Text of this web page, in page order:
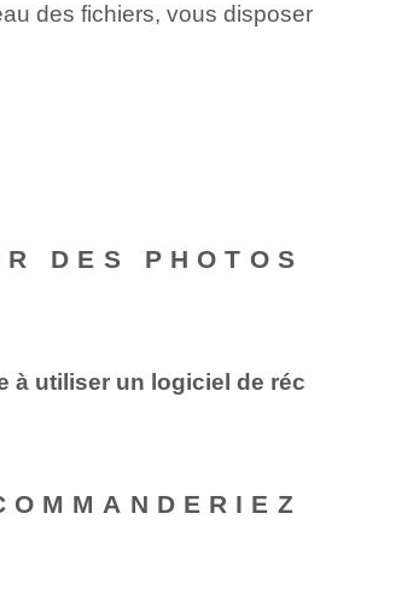
des fichiers, vous disposer
DES PHOTOS
à utiliser un logiciel de réc